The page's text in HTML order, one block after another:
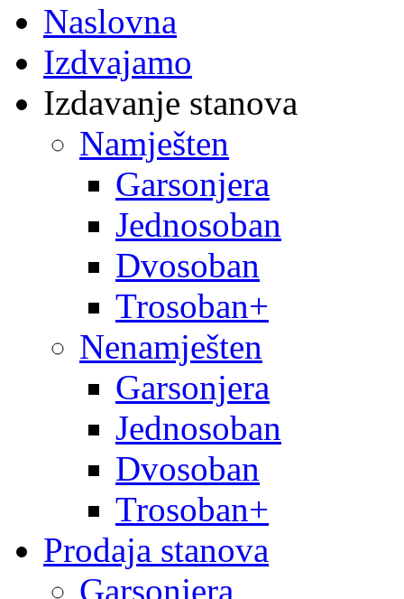
Naslovna
Izdvajamo
Izdavanje stanova
Namješten
Garsonjera
Jednosoban
Dvosoban
Trosoban+
Nenamješten
Garsonjera
Jednosoban
Dvosoban
Trosoban+
Prodaja stanova
Garsonjera